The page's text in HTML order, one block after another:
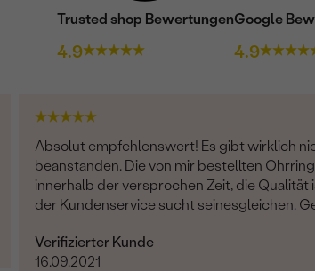
Trusted shop Bewertungen
4.9
Google
4.9
Absolut empfehlenswert! Es gibt wirklich
beanstanden. Die von mir bestellten
innerhalb der versprochen Zeit, die Qualität
der Kundenservice sucht seinesgleichen.
Verifizierter Kunde
16.09.2021